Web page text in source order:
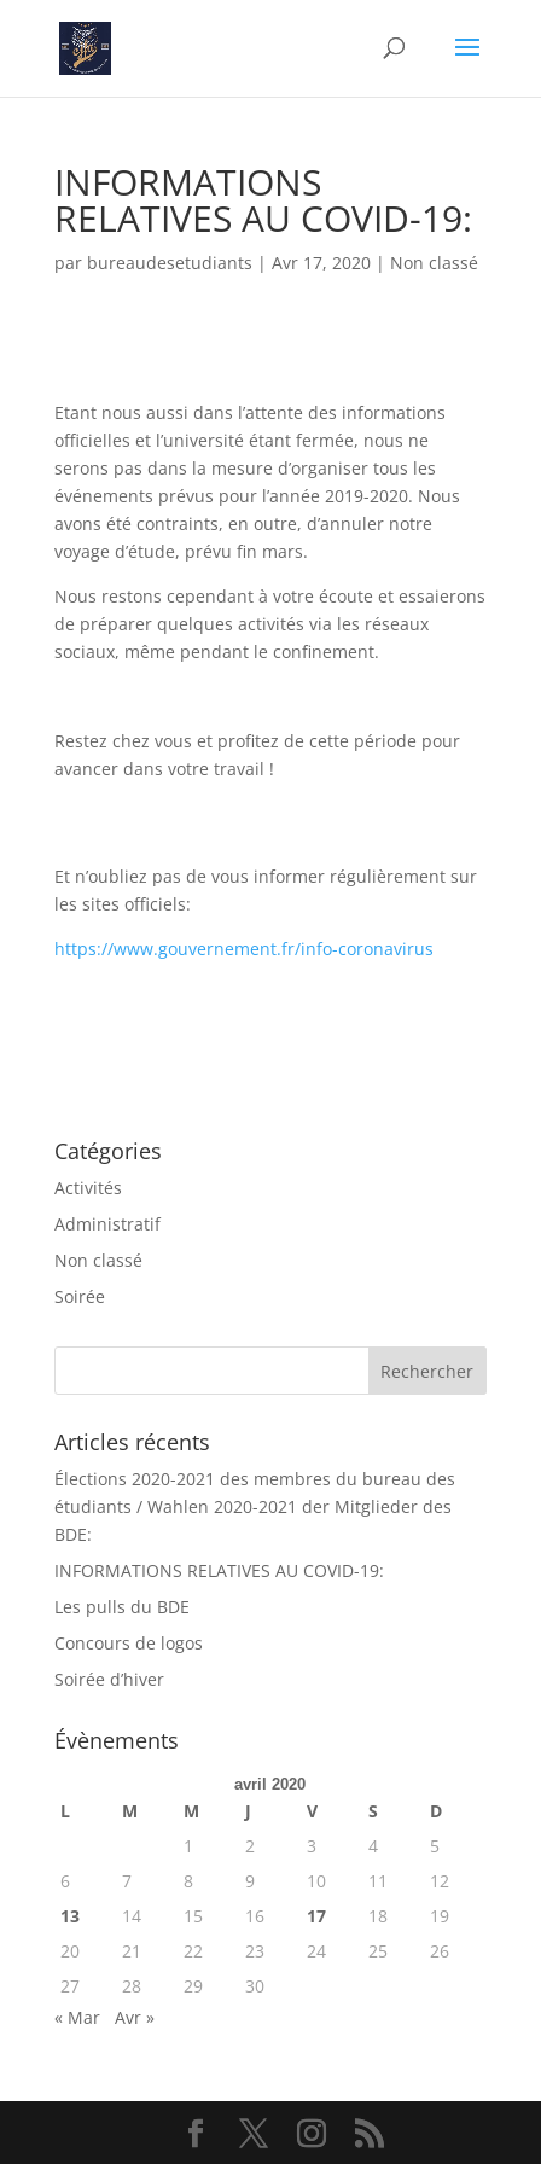
INFORMATIONS
RELATIVES AU COVID-19:
par bureaudesetudiants | Avr 17, 2020| Non classé
Etant nous aussi dans l’attente des informations
officielles et l’université étant fermée, nous ne
serons pas dans la mesure d’organiser tous les
événements prévus pour l’année 2019-2020. Nous
avons été contraints, en outre, d’annuler notre
voyage d’étude, prévu fin mars.
Nous restons cependant à votre écoute et essaierons
de préparer quelques activités via les réseaux
sociaux, même pendant le confinement.
Restez chez vous et profitez de cette période pour
avancer dans votre travail !
Et n’oubliez pas de vous informer régulièrement sur
les sites officiels:
https://www.gouvernement.fr/info-coronavirus
Catégories
Activités
Administratif
Non classé
Soirée
Articles récents
Élections 2020-2021 des membres du bureau des
étudiants / Wahlen 2020-2021 der Mitglieder des
BDE:
INFORMATIONS RELATIVES AU COVID-19:
Les pulls du BDE
Concours de logos
Soirée d’hiver
Évènements
avril 2020
L M M J V S
D
1
2 3 4
5
6
7 8 9 10 11
12
13
14 15 16 17 18
19
20
21 22 23 24 25
26
27
28 29
30
« Mar
Avr »